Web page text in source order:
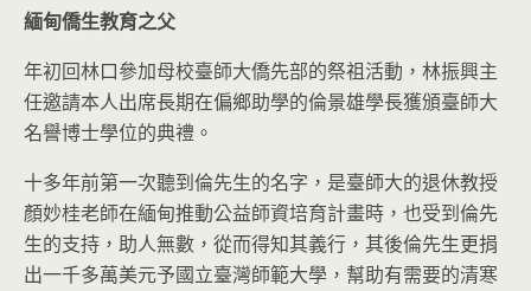
緬甸僑生教育之父
年初回林口參加母校臺師大僑先部的祭祖活動，林振興主
任邀請本人出席長期在偏鄉助學的倫景雄學長獲頒臺師大
名譽博士學位的典禮。
十多年前第一次聽到倫先生的名字，是臺師大的退休教授
顏妙桂老師在緬甸推動公益師資培育計畫時，也受到倫先
生的支持，助人無數，從而得知其義行，其後倫先生更捐
出一千多萬美元予國立臺灣師範大學，幫助有需要的清寒